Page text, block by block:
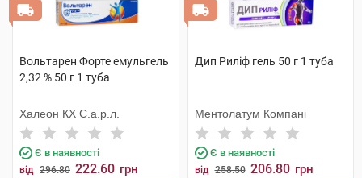
Вольтарен Форте емульгель
2,32 % 50 г 1 туба
Халеон КХ С.а.р.л.
Є в наявності
від 296.80 222.60 грн
Дип Риліф гель 50 г 1 туба
Ментолатум Компані
Є в наявності
від 258.50 206.80 грн